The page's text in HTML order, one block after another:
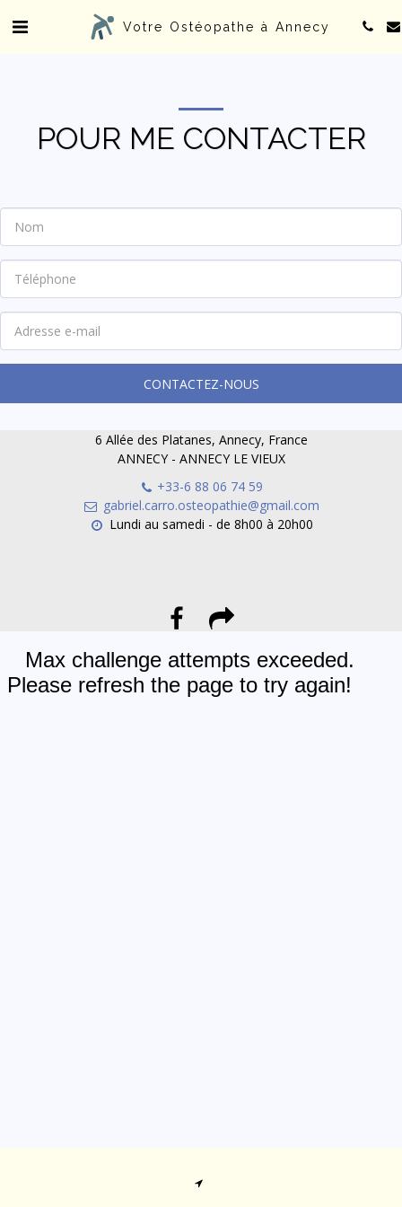
Votre Ostéopathe à Annecy
POUR ME CONTACTER
CONTACTEZ-NOUS
6 Allée des Platanes, Annecy, France
ANNECY - ANNECY LE VIEUX
+33-6 88 06 74 59
gabriel.carro.osteopathie@gmail.com
Lundi au samedi - de 8h00 à 20h00